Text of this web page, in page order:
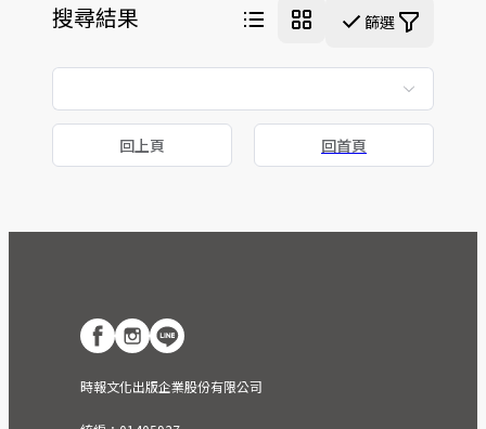
搜尋結果 篩選
回上頁 回首頁
時報文化出版企業股份有限公司